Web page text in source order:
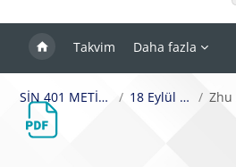
Takvim Daha fazla
SİN 401 METİN ÇEVİRİSİ I 18 Eylül - 24 Eylül